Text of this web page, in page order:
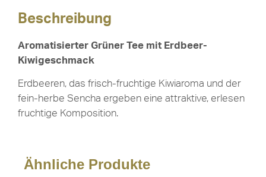
Beschreibung
Aromatisierter Grüner Tee mit Erdbeer-
Kiwigeschmack
Erdbeeren, das frisch-fruchtige Kiwiaroma und der
fein-herbe Sencha ergeben eine attraktive, erlesen
fruchtige Komposition.
Ähnliche Produkte